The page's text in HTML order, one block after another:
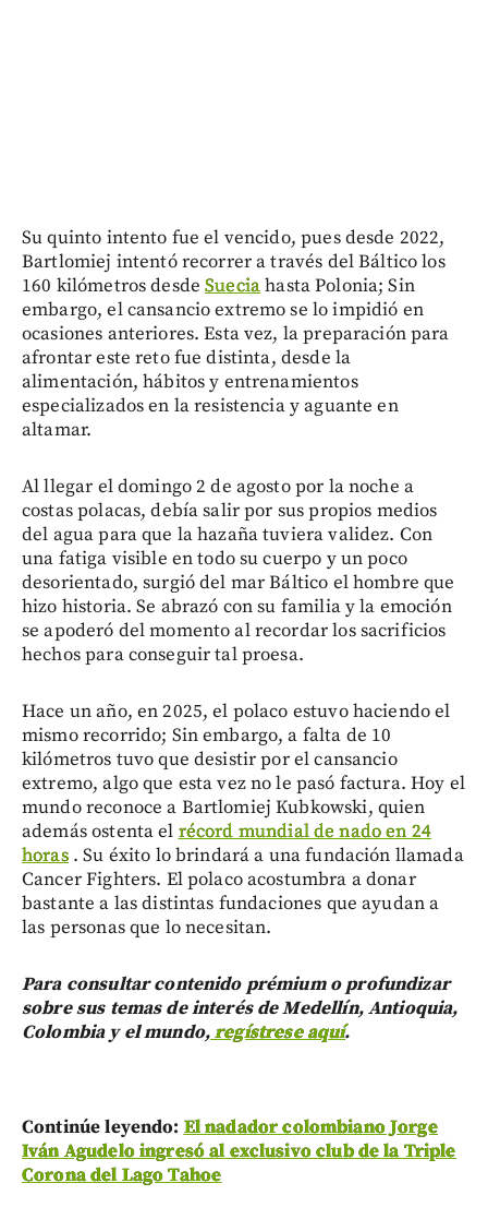
Su quinto intento fue el vencido, pues desde 2022,
Bartlomiej intentó recorrer a través del Báltico los
160 kilómetros desdeSueciahasta Polonia; Sin
embargo, el cansancio extremo se lo impidió en
ocasiones anteriores. Esta vez, la preparación para
afrontar este reto fue distinta, desde la
alimentación, hábitos y entrenamientos
especializados en la resistencia y aguante en
altamar.
Al llegar el domingo 2 de agosto por la noche a
costas polacas, debía salir por sus propios medios
del agua para que la hazaña tuviera validez. Con
una fatiga visible en todo su cuerpo y un poco
desorientado, surgió del mar Báltico el hombre que
hizo historia. Se abrazó con su familia y la emoción
se apoderó del momento al recordar los sacrificios
hechos para conseguir tal proesa.
Hace un año, en 2025, el polaco estuvo haciendo el
mismo recorrido; Sin embargo, a falta de 10
kilómetros tuvo que desistir por el cansancio
extremo, algo que esta vez no le pasó factura. Hoy el
mundo reconoce a Bartlomiej Kubkowski, quien
además ostenta elrécord mundial de nado en 24
horas. Su éxito lo brindará a una fundación llamada
Cancer Fighters. El polaco acostumbra a donar
bastante a las distintas fundaciones que ayudan a
las personas que lo necesitan.
Para consultar contenido prémium o profundizar
sobre sus temas de interés de Medellín, Antioquia,
Colombia y el mundo,regístrese aquí.
Continúe leyendo:El nadador colombiano Jorge
Iván Agudelo ingresó al exclusivo club de la Triple
Corona del Lago Tahoe